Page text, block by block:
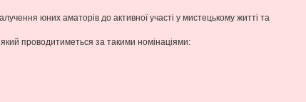
юних аматорів до активної участі у мистецькому житті та
який проводитиметься за такими номінаціями: